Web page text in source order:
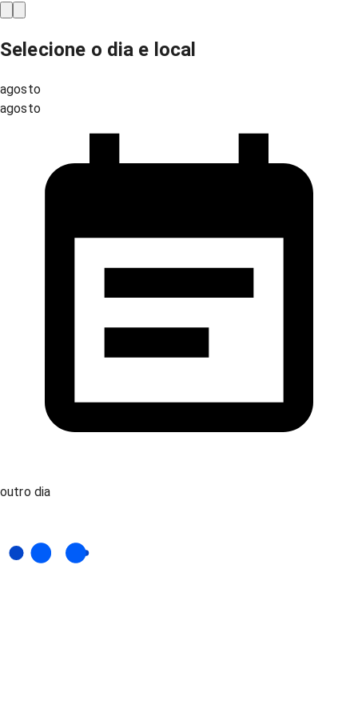
Selecione o dia e local
agosto
agosto
outro dia